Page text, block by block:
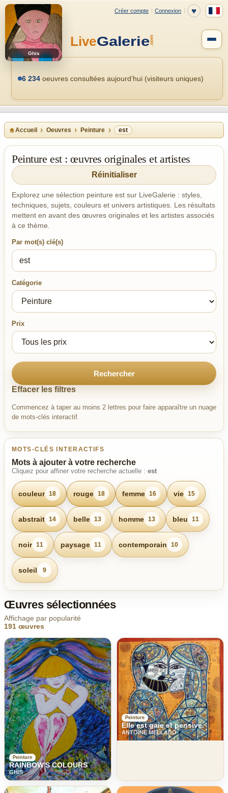
Ghis
6 234 oeuvres consultées aujourd’hui (visiteurs uniques)
Accueil Oeuvres Peinture est
Peinture est : œuvres originales et artistes
Réinitialiser
Explorez une sélection peinture est sur LiveGalerie : styles,
techniques, sujets, couleurs et univers artistiques. Les résultats
mettent en avant des œuvres originales et les artistes associés
à ce thème.
Par mot(s) clé(s)
Catégorie
Prix
Rechercher
Effacer les filtres
Commencez à taper au moins 2 lettres pour faire apparaître un nuage
de mots-clés interactif.
MOTS-CLÉS INTERACTIFS
Mots à ajouter à votre recherche
Cliquez pour affiner votre recherche actuelle : est
couleur 18 rouge 18 femme 16 vie 15
abstrait 14 belle 13 homme 13 bleu 11
noir 11 paysage 11 contemporain 10
soleil 9
Œuvres sélectionnées
Affichage par popularité
191 œuvres
Peinture
RAINBOW'S COLOURS
GHIS
Peinture
Elle est gaie et pensive.
ANTOINE MELLADO